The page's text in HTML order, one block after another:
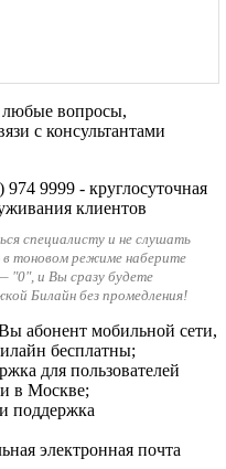
вопросы,
с консультантами
974 9999 - круглосуточная
клиентов
специалисту и не слушать
тоновом режиме наберите
"0", и Вы сразу будете
Билайн без промедления!
абонент мобильной сети,
бесплатны;
для пользователей
в Москве;
поддержка
электронная почта